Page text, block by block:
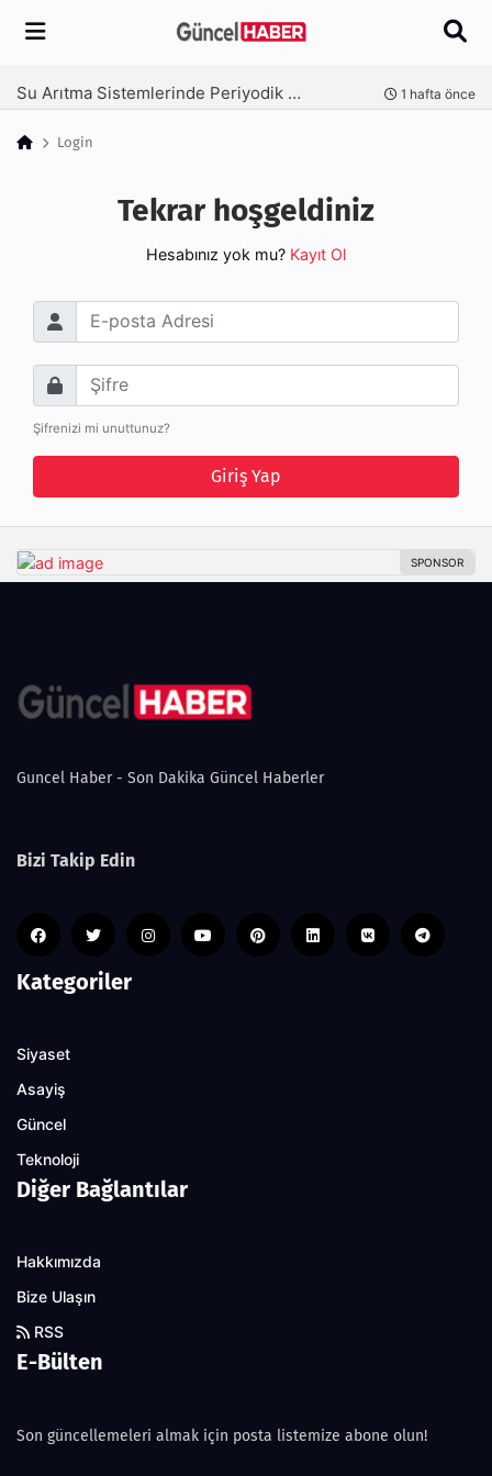
Arama
Su Arıtma Sistemlerinde Periyodik Bakım Neden Kritik? 1 hafta önce
Login
Tekrar hoşgeldiniz
Hesabınız yok mu? Kayıt Ol
E-posta Adresi
Şifre
Şifrenizi mi unuttunuz?
Giriş Yap
Guncel Haber - Son Dakika Güncel Haberler
Bizi Takip Edin
Kategoriler
Siyaset
Asayiş
Güncel
Teknoloji
Diğer Bağlantılar
Hakkımızda
Bize Ulaşın
RSS
E-Bülten
Son güncellemeleri almak için posta listemize abone olun!